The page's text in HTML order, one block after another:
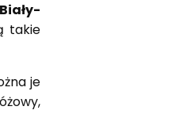
Biały-
takie
je